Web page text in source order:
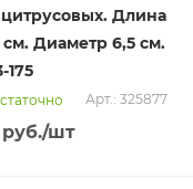
Длина
см. Диаметр 6,5 см.
175
Арт.: 325877
руб./шт